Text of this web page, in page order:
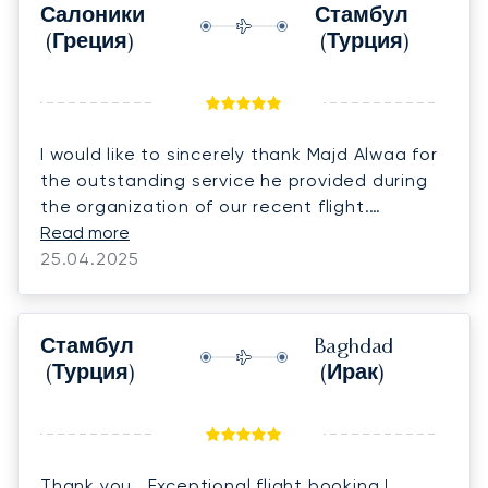
Салоники
(Греция)
Стамбул
(Турция)
I would like to sincerely thank Majd Alwaa for
the outstanding service he provided during
the organization of our recent flight.
Everything was arranged perfectly, with
great attention to detail, punctuality, and
working with him — the entire process was
smooth and effortless. Because of this
exceptional experience, my family and I will
definitely continue flying with him and
his dedication and look forward to many
Read more
25.04.2025
Стамбул
(Турция)
Baghdad
(Ирак)